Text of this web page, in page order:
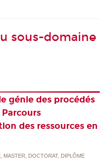
sous-domaine
génie des procédés
des ressources en
MASTER, DOCTORAT, DIPLÔME